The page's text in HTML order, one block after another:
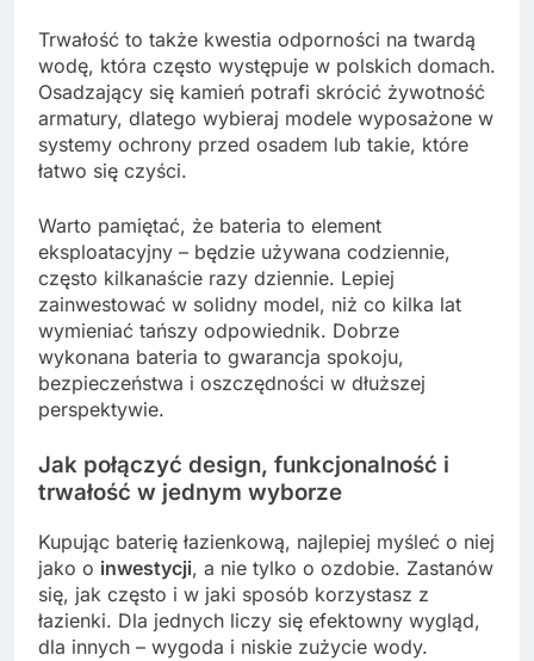
Trwałość to także kwestia odporności na twardą
wodę, która często występuje w polskich domach.
Osadzający się kamień potrafi skrócić żywotność
armatury, dlatego wybieraj modele wyposażone w
systemy ochrony przed osadem lub takie, które
łatwo się czyści.
Warto pamiętać, że bateria to element
eksploatacyjny – będzie używana codziennie,
często kilkanaście razy dziennie. Lepiej
zainwestować w solidny model, niż co kilka lat
wymieniać tańszy odpowiednik. Dobrze
wykonana bateria to gwarancja spokoju,
bezpieczeństwa i oszczędności w dłuższej
perspektywie.
Jak połączyć design, funkcjonalność i
trwałość w jednym wyborze
Kupując baterię łazienkową, najlepiej myśleć o niej
jako o inwestycji, a nie tylko o ozdobie. Zastanów
się, jak często i w jaki sposób korzystasz z
łazienki. Dla jednych liczy się efektowny wygląd,
dla innych – wygoda i niskie zużycie wody.